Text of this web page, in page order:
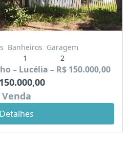
Banheiros
1
Garagem
2
– Lucélia – R$ 150.000,00
Venda
Detalhes